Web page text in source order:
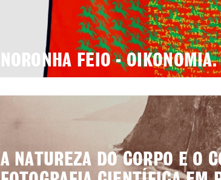
NORONHA FEIO -
A NATUREZA DO CORPO E O